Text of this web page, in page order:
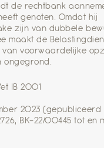
de rechtbank
genoten. Omdat hij
zijn van dubbele
maakt de
voorwaardelijke
IB 2001
2023 (gepubliceerd
BK-22/00445 tot en